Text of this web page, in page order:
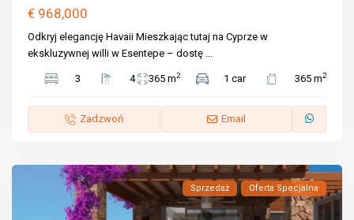
€ 968,000
Odkryj elegancję Havaii Mieszkając tutaj na Cyprze w
ekskluzywnej willi w Esentepe – dostę ...
3 4 365 m2 1 car 365 m2
Zadzwoń Email
Sprzedaż Oferta Specjalna